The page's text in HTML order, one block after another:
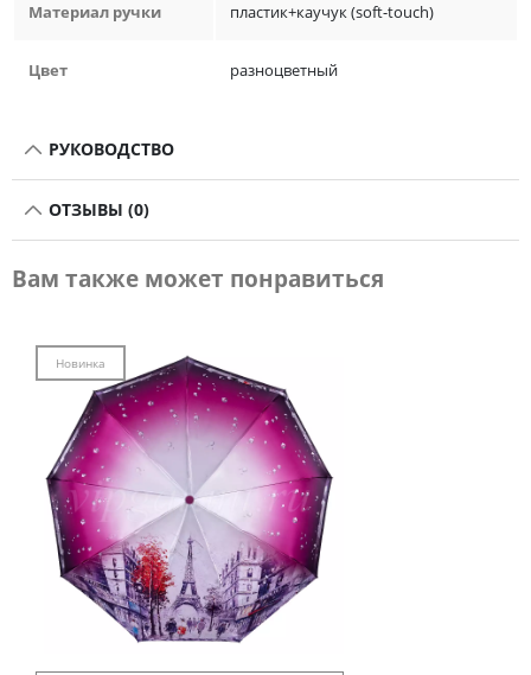
Материал ручки пластик+каучук (soft-touch)
Цвет разноцветный
РУКОВОДСТВО
ОТЗЫВЫ (0)
Вам также может понравиться
Новинка